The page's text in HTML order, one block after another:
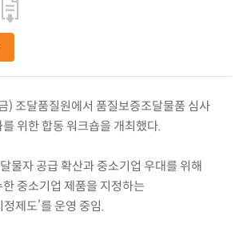
) 조달품질원에서 품질보증조달물품 심사
위한 합동 워크숍을 개최했다.
물자 공급 확산과 중소기업 우대를 위해
중소기업 제품을 지정하는
제도’를 운영 중임.